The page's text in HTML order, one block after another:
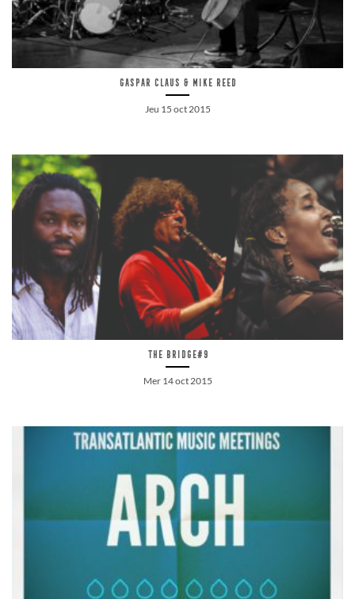
Gaspar Claus & Mike Reed
Jeu 15 oct 2015
The Bridge#9
Mer 14 oct 2015